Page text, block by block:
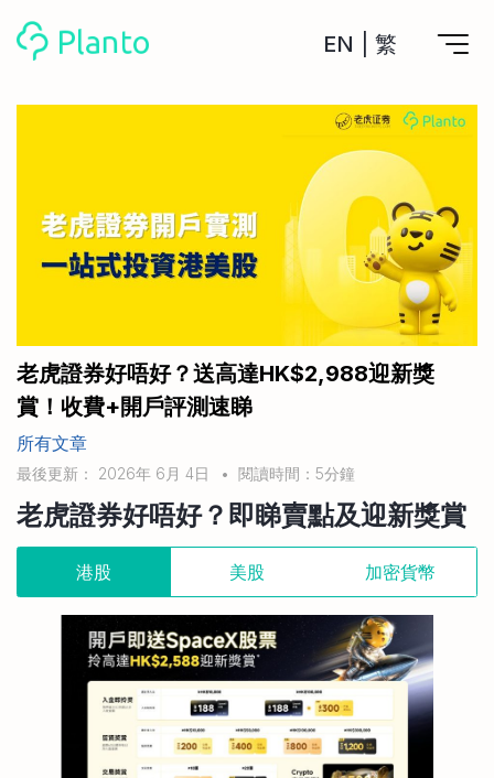
EN 繁
全功能記賬
管理及分析所有戶口
管理MPF戶口
CreFIT x Planto推廣優惠
私人貸款
年利率/APR/年息比較
投資戶口 (港股)
比較最抵港股投資戶口
投資加密貨幣
比較最抵Crypto交易所
比較最抵月供計劃戶口
比較定存利率
比較各種最優惠信用卡
關於我們
Academy
Marketplace
其他網站
手機App與理財資訊
商業解決方案
老虎證券好唔好？送高達HK$2,988迎新獎
賞！收費+開戶評測速睇
所有文章
最後更新： 2026年 6月 4日 • 閱讀時間：5分鐘
老虎證券好唔好？即睇賣點及迎新獎賞
港股 美股 加密貨幣